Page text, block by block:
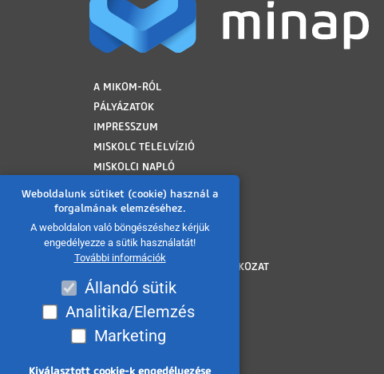
Weboldalunk sütiket (cookie) használ a
forgalmának elemzéséhez.
A weboldalon való böngészéshez kérjük
engedélyezze a sütik használatát!
További információk
Állandó sütik
Analitika/Elemzés
Marketing
Kiválasztott cookie-k engedélyezése
LÁBLÉC
A MIKOM-RÓL
PÁLYÁZATOK
IMPRESSZUM
MISKOLC TELELVÍZIÓ
MISKOLCI NAPLÓ
MINAP ARCHÍVUM
FELHASZNÁLÁSI FELTÉTELEK
ADATVÉDELMI TÁJÉKOZTATÓ
SÜTI TÁJÉKOZTATÓ
AKADÁLYMENTESÍTÉSI NYILATKOZAT
KÖZÉRDEKŰ ADATOK
KÖZADATKERESŐ
VISSZAÉLÉS BEJELENTÉS
MÉDIAAJÁNLAT
OLDALTÉRKÉP